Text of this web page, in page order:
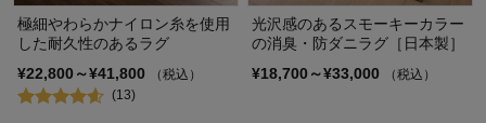
極細やわらかナイロン糸を使用
した耐久性のあるラグ
¥22,800～¥41,800
（税込）
(13)
光沢感のあるスモーキーカラー
の消臭・防ダニラグ［日本製］
¥18,700～¥33,000
（税込）